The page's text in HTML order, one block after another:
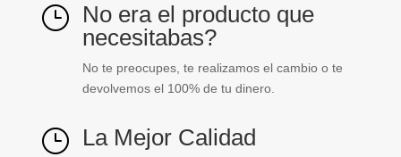
} No era el producto que
necesitabas?
No te preocupes, te realizamos el cambio o te
devolvemos el 100% de tu dinero.
} La Mejor Calidad